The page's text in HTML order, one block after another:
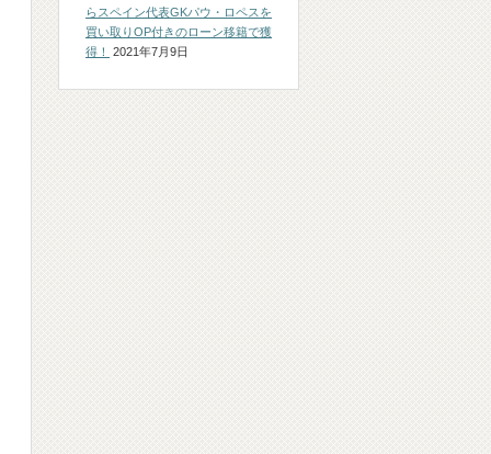
らスペイン代表GKパウ・ロペスを
買い取りOP付きのローン移籍で獲
得！
2021年7月9日